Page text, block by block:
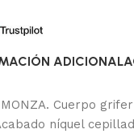
ADICIONAL
Cuerpo
níquel